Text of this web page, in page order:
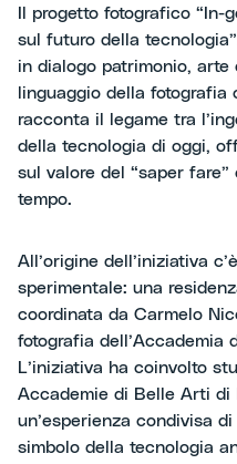
Il progetto fotografico “In-
sul futuro della
in dialogo patrimonio, arte
linguaggio della fotografia
racconta il legame tra
della tecnologia di oggi,
sul valore del “saper fare”
tempo.
All’origine dell’iniziativa
sperimentale: una
coordinata da Carmelo
fotografia dell’Accademia
L’iniziativa ha coinvolto
Accademie di Belle Arti di
un’esperienza condivisa
simbolo della tecnologia